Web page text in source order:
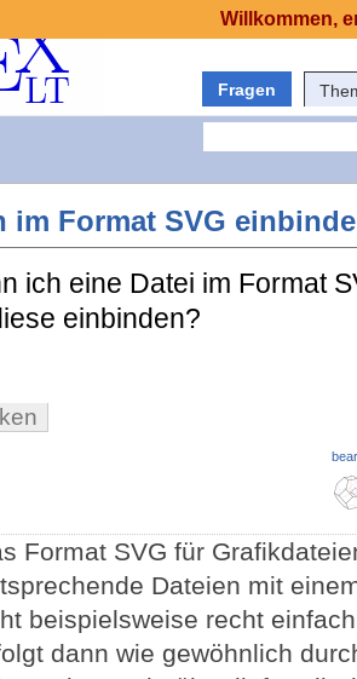
Fragen
im Format SVG
ich eine Datei im Format
einbinden?
Format SVG für
Dateien mit
beispielsweise recht
dann wie gewöhnlich
Willkommen,